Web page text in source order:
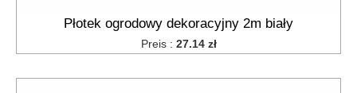
Płotek ogrodowy dekoracyjny 2m biały
Preis : 27.14 zł